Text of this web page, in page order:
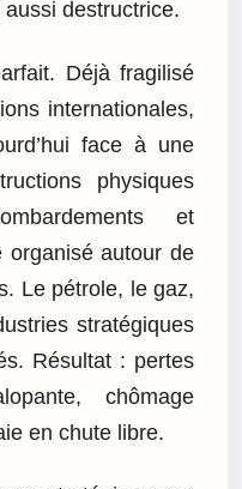
destructrice.
Déjà fragilisé
internationales,
face à une
physiques
et
organisé autour de
Le pétrole, le gaz,
stratégiques
Résultat : pertes
chômage
en chute libre.